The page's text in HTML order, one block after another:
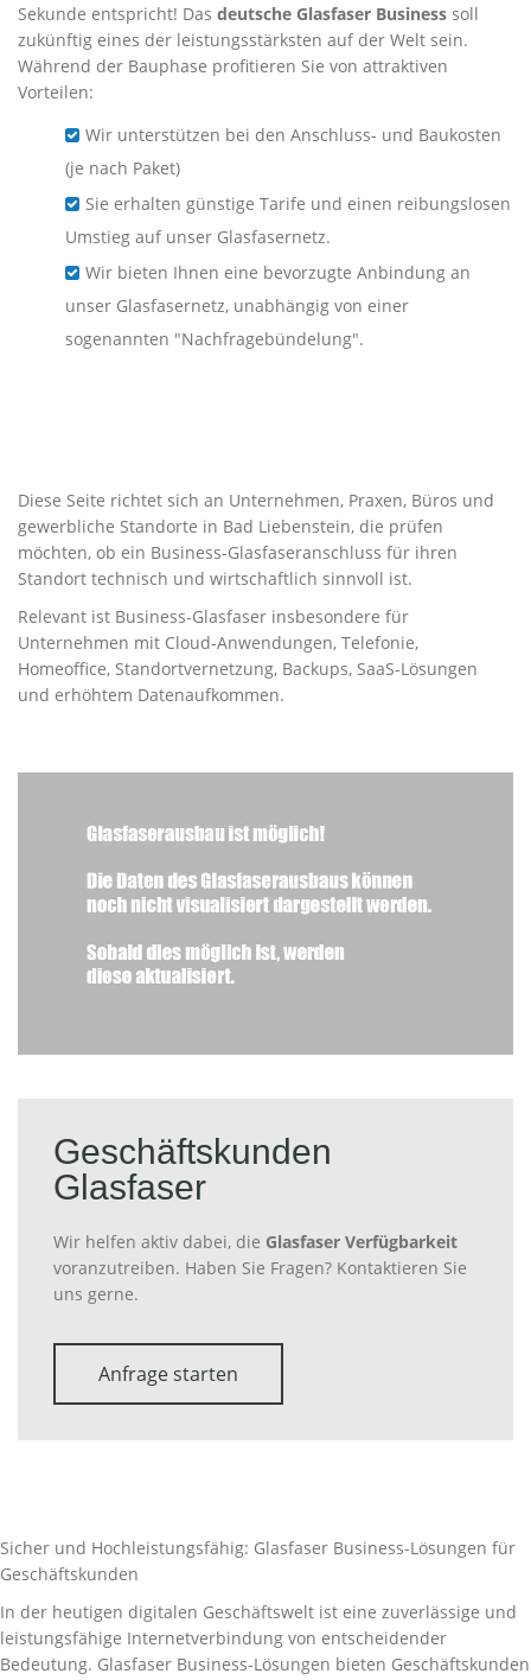
Sekunde entspricht! Das deutsche Glasfaser Business soll
zukünftig eines der leistungsstärksten auf der Welt sein.
Während der Bauphase profitieren Sie von attraktiven
Vorteilen:
Wir unterstützen bei den Anschluss- und Baukosten
(je nach Paket)
Sie erhalten günstige Tarife und einen reibungslosen
Umstieg auf unser Glasfasernetz.
Wir bieten Ihnen eine bevorzugte Anbindung an
unser Glasfasernetz, unabhängig von einer
sogenannten "Nachfragebündelung".
Diese Seite richtet sich an Unternehmen, Praxen, Büros und
gewerbliche Standorte in Bad Liebenstein, die prüfen
möchten, ob ein Business-Glasfaseranschluss für ihren
Standort technisch und wirtschaftlich sinnvoll ist.
Relevant ist Business-Glasfaser insbesondere für
Unternehmen mit Cloud-Anwendungen, Telefonie,
Homeoffice, Standortvernetzung, Backups, SaaS-Lösungen
und erhöhtem Datenaufkommen.
Geschäftskunden
Glasfaser
Wir helfen aktiv dabei, die Glasfaser Verfügbarkeit
voranzutreiben. Haben Sie Fragen? Kontaktieren Sie
uns gerne.
Anfrage starten
Sicher und Hochleistungsfähig: Glasfaser Business-Lösungen für
Geschäftskunden
In der heutigen digitalen Geschäftswelt ist eine zuverlässige und
leistungsfähige Internetverbindung von entscheidender
Bedeutung. Glasfaser Business-Lösungen bieten Geschäftskunden